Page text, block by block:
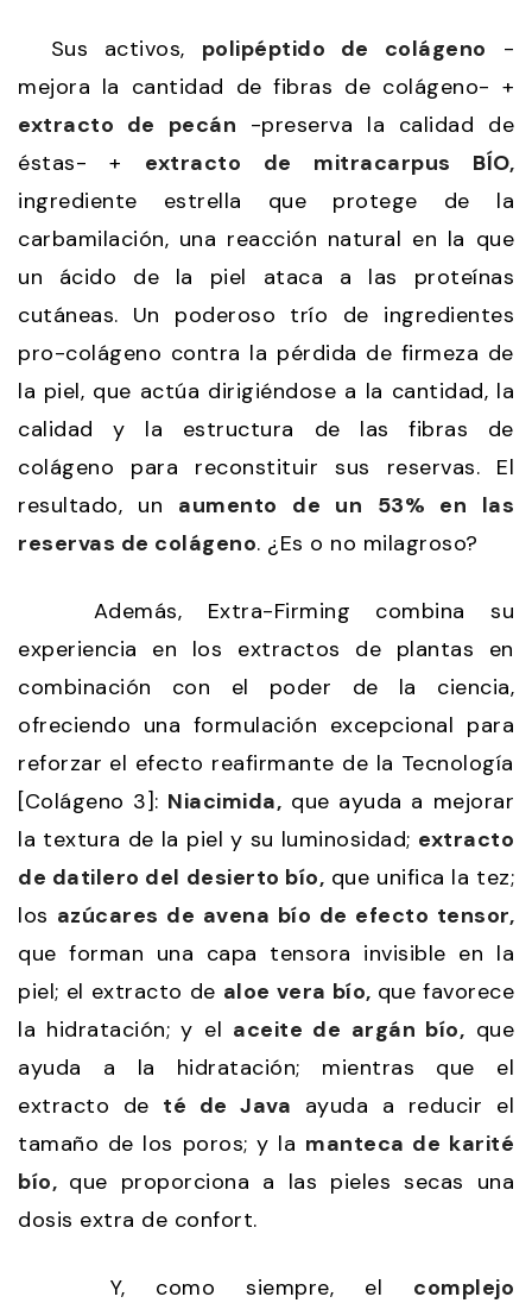
Sus activos, polipéptido de colágeno -
mejora la cantidad de fibras de colágeno- +
extracto de pecán -preserva la calidad de
éstas- + extracto de mitracarpus BÍO,
ingrediente estrella que protege de la
carbamilación, una reacción natural en la que
un ácido de la piel ataca a las proteínas
cutáneas. Un poderoso trío de ingredientes
pro-colágeno contra la pérdida de firmeza de
la piel, que actúa dirigiéndose a la cantidad, la
calidad y la estructura de las fibras de
colágeno para reconstituir sus reservas. El
resultado, un aumento de un 53% en las
reservas de colágeno. ¿Es o no milagroso?
Además, Extra-Firming combina su
experiencia en los extractos de plantas en
combinación con el poder de la ciencia,
ofreciendo una formulación excepcional para
reforzar el efecto reafirmante de la Tecnología
[Colágeno 3]: Niacimida, que ayuda a mejorar
la textura de la piel y su luminosidad; extracto
de datilero del desierto bío, que unifica la tez;
los azúcares de avena bío de efecto tensor,
que forman una capa tensora invisible en la
piel; el extracto de aloe vera bío, que favorece
la hidratación; y el aceite de argán bío, que
ayuda a la hidratación; mientras que el
extracto de té de Java ayuda a reducir el
tamaño de los poros; y la manteca de karité
bío, que proporciona a las pieles secas una
dosis extra de confort.
Y, como siempre, el complejo